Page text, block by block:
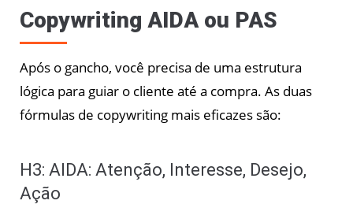
Copywriting AIDA ou PAS
Após o gancho, você precisa de uma estrutura
lógica para guiar o cliente até a compra. As duas
fórmulas de copywriting mais eficazes são:
H3: AIDA: Atenção, Interesse, Desejo,
Ação